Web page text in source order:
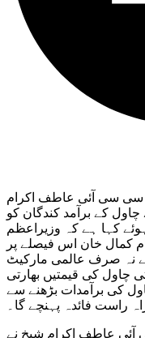
سی سی آئی عاطف اکرام
کے برآمد کندگان کو
کہا ہے کہ وزیراعظم
کمال خان اس فیصلے پر
نہ صرف عالمی مارکیٹ
چاول کی قیمتیں بھارتی
کی برآمدات بڑھنے سے
راست فائدہ پہنچے گا۔
آئی عاطف اکرام شیخ نے